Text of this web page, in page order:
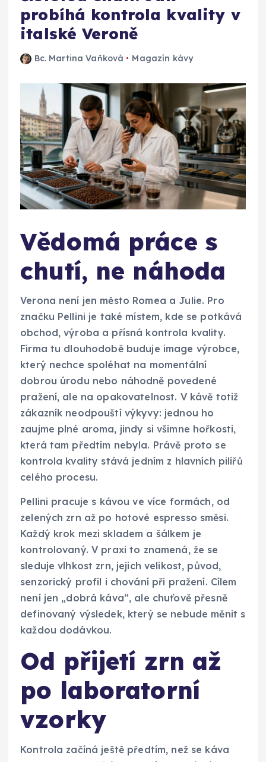
probíhá kontrola kvality v
italské Veroně
Bc. Martina Vaňková Magazín kávy
Vědomá práce s
chutí, ne náhoda
Verona není jen město Romea a Julie. Pro
značku Pellini je také místem, kde se potkává
obchod, výroba a přísná kontrola kvality.
Firma tu dlouhodobě buduje image výrobce,
který nechce spoléhat na momentální
dobrou úrodu nebo náhodně povedené
pražení, ale na opakovatelnost. V kávě totiž
zákazník neodpouští výkyvy: jednou ho
zaujme plné aroma, jindy si všimne hořkosti,
která tam předtím nebyla. Právě proto se
kontrola kvality stává jedním z hlavních pilířů
celého procesu.
Pellini pracuje s kávou ve více formách, od
zelených zrn až po hotové espresso směsi.
Každý krok mezi skladem a šálkem je
kontrolovaný. V praxi to znamená, že se
sleduje vlhkost zrn, jejich velikost, původ,
senzorický profil i chování při pražení. Cílem
není jen „dobrá káva“, ale chuťově přesně
definovaný výsledek, který se nebude měnit s
každou dodávkou.
Od přijetí zrn až
po laboratorní
vzorky
Kontrola začíná ještě předtím, než se káva